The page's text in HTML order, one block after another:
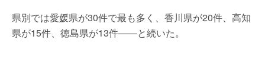
県別では愛媛県が30件で最も多く、香川県が20件、高知
県が15件、徳島県が13件――と続いた。